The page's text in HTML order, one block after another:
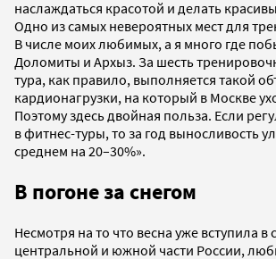
наслаждаться красотой и делать
Одно из самых невероятных мест для
В числе моих любимых, а я много где
Доломиты и Архыз. За шесть
тура, как правило, выполняется такой
кардионагрузки, на который в Москве
Поэтому здесь двойная польза. Если
в фитнес-туры, то за год выносливость
среднем на 20–30%».
В погоне за снегом
Несмотря на то что весна уже вступила в
центральной и южной части России,